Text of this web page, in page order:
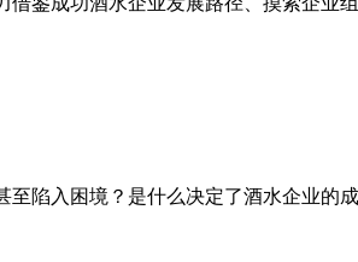
陷入困境？是什么决定了酒水企业的